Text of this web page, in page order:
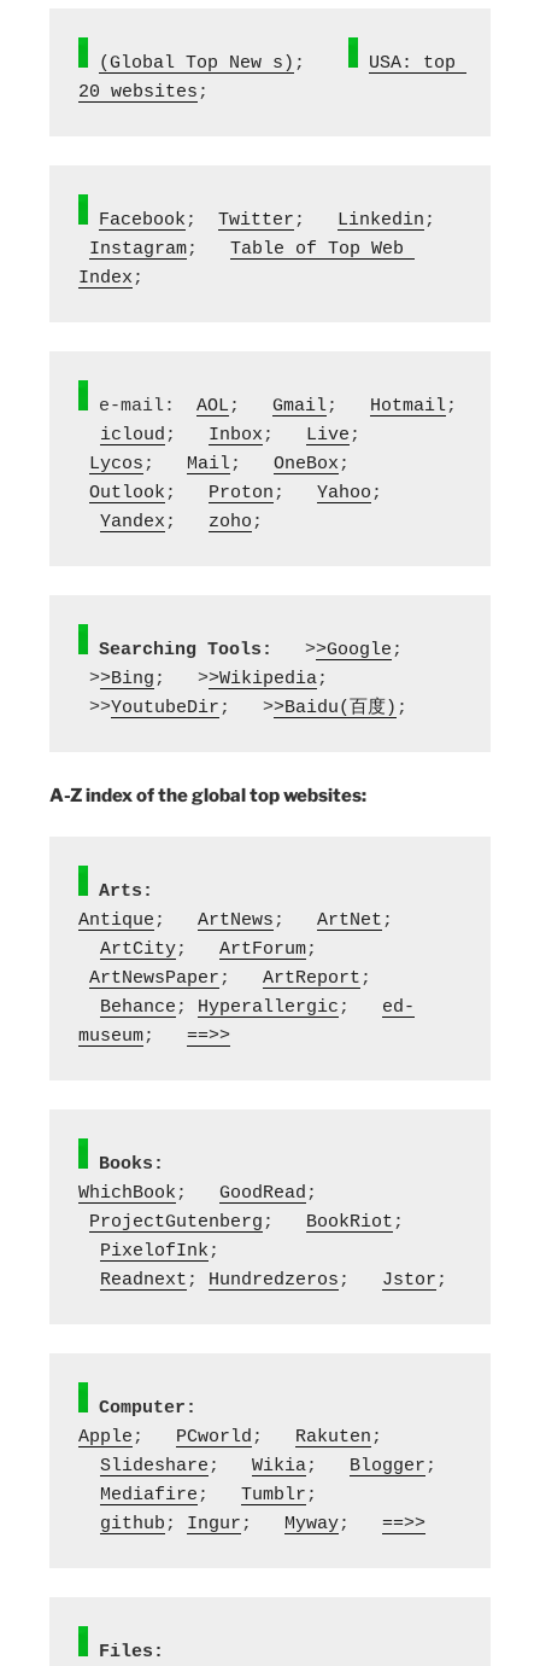
(Global Top New s ) ;
USA: top
20 websites ;
Facebook ; Twitter ; Linkedin ;
Instagram; Table of Top Web
Index ;
e-mail: AOL ; Gmail; Hotmail;
icloud ; Inbox ; Live ;
Lycos ; Mail; OneBox ;
Outlook ; Proton ; Yahoo ;
Yandex ; zoho ;
Searching Tools: >>Google ;
>>Bing ;   >>Wikipedia;
>>YoutubeDir ;   >>Baidu(百度) ;
A-Z index of the global top websites:
Arts:
Antique; ArtNews; ArtNet;
ArtCity; ArtForum;
ArtNewsPaper; ArtReport;
Behance; Hyperallergic; ed-
museum; ==>>
Books:
WhichBook; GoodRead;
ProjectGutenberg; BookRiot;
PixelofInk;
Readnext; Hundredzeros; Jstor;
Computer:
Apple; PCworld; Rakuten;
Slideshare; Wikia; Blogger;
Mediafire; Tumblr;
github; Ingur; Myway; ==>>
Files: